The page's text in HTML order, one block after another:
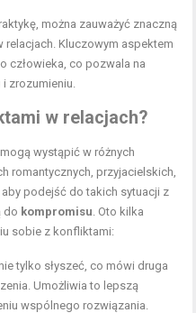
można zauważyć znaczną
Kluczowym aspektem
człowieka, co pozwala na
zrozumieniu.
w relacjach?
wystąpić w różnych
romantycznych, przyjacielskich,
podejść do takich sytuacji z
do kompromisu. Oto kilka
sobie z konfliktami:
tylko słyszeć, co mówi druga
Umożliwia to lepszą
wspólnego rozwiązania.